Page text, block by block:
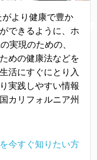
より健康で豊か
できるように、ホ
実現のための、
めの健康法などを
活にすぐにとり入
実践しやすい情報
カリフォルニア州
今すぐ知りたい方